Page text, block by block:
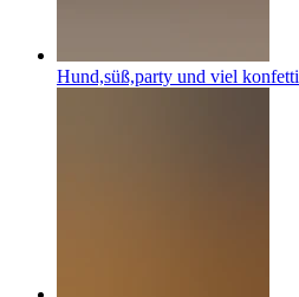
Hund,süß,party und viel konfetti